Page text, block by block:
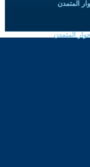
المتمدن
المتمدن